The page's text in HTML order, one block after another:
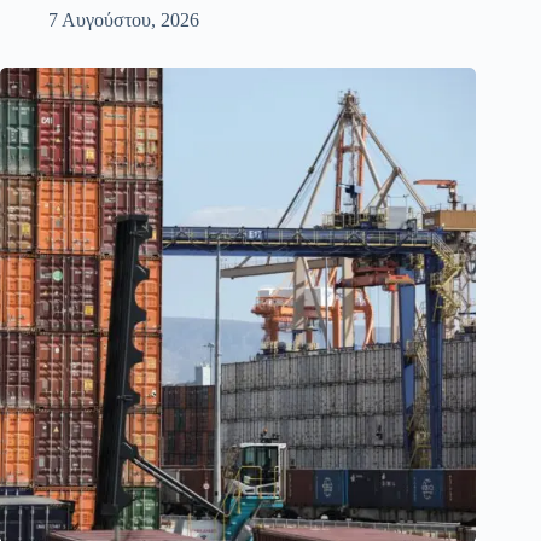
7 Αυγούστου, 2026